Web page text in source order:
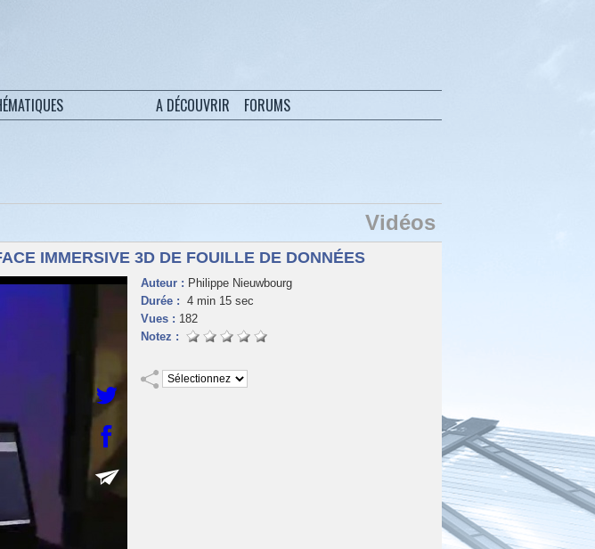
A DÉCOUVRIR FORUMS
Vidéos
IMMERSIVE 3D DE FOUILLE DE DONNÉES
Auteur : Philippe Nieuwbourg
Durée : 4 min 15 sec
Vues : 182
Notez :